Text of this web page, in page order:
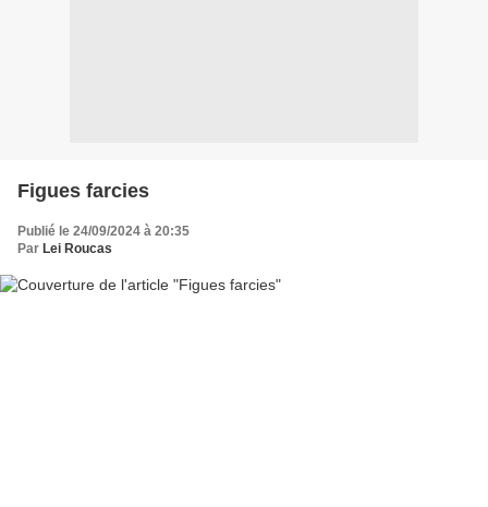
Figues farcies
Publié le 24/09/2024 à 20:35
Par Lei Roucas